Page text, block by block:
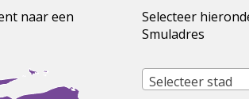
naar een
Selecteer
Smuladres
Selecteer stad